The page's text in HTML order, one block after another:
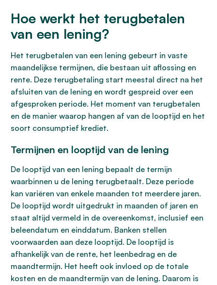
Hoe werkt het terugbetalen
van een lening?
Het terugbetalen van een lening gebeurt in vaste
maandelijkse termijnen, die bestaan uit aflossing en
rente. Deze terugbetaling start meestal direct na het
afsluiten van de lening en wordt gespreid over een
afgesproken periode. Het moment van terugbetalen
en de manier waarop hangen af van de looptijd en het
soort consumptief krediet.
Termijnen en looptijd van de lening
De looptijd van een lening bepaalt de termijn
waarbinnen u de lening terugbetaalt. Deze periode
kan variëren van enkele maanden tot meerdere jaren.
De looptijd wordt uitgedrukt in maanden of jaren en
staat altijd vermeld in de overeenkomst, inclusief een
beleendatum en einddatum. Banken stellen
voorwaarden aan deze looptijd. De looptijd is
afhankelijk van de rente, het leenbedrag en de
maandtermijn. Het heeft ook invloed op de totale
kosten en de maandtermijn van de lening. Daarom is